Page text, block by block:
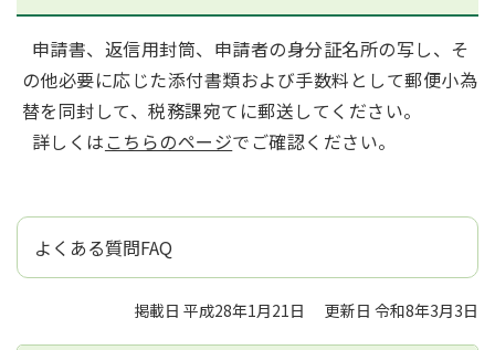
申請書、返信用封筒、申請者の身分証名所の写し、そ
の他必要に応じた添付書類および手数料として郵便小為
替を同封して、税務課宛てに郵送してください。
詳しくは こちらのページでご確認ください。
よくある質問FAQ
掲載日 平成28年1月21日 更新日 令和8年3月3日